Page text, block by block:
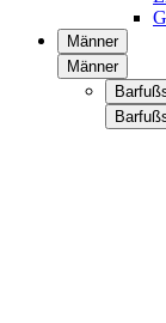
Männer
Männer